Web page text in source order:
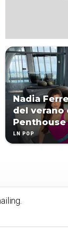
Nadia
del verano
LN POP